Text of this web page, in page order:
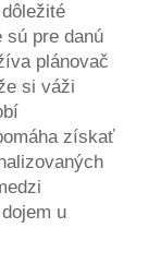
sú pre danú
plánovač
si váži
získať
u